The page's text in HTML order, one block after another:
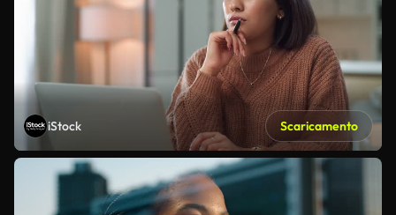
iStock Scaricamento